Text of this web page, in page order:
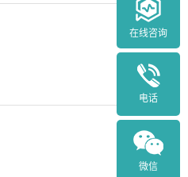
在线咨询
电话
微信